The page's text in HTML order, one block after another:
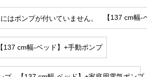
【137 cm幅
【137 cm幅-ベッド】+手動ポンプ